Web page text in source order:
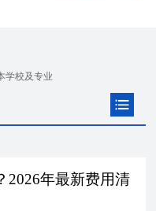
学校及专业
2026年最新费用清